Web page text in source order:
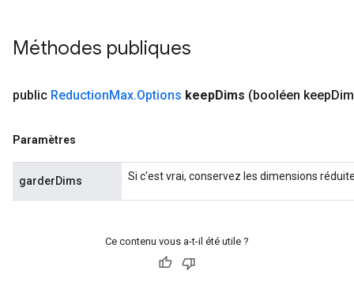
Méthodes publiques
public ReductionMax.Options keepDims (booléen keep
Paramètres
garderDims Si c'est vrai, conservez les dimensions
Ce contenu vous a-t-il été utile ?